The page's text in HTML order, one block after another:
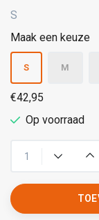
S
Maak een keuze
S M
€42,95
Op voorraad